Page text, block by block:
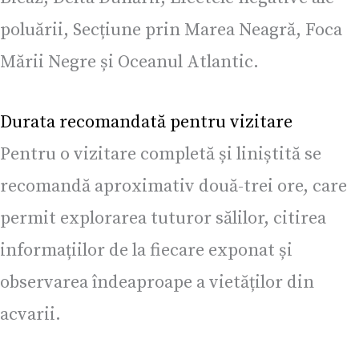
poluării, Secțiune prin Marea Neagră, Foca
Mării Negre și Oceanul Atlantic.
Durata recomandată pentru vizitare
Pentru o vizitare completă și liniștită se
recomandă aproximativ două-trei ore, care
permit explorarea tuturor sălilor, citirea
informațiilor de la fiecare exponat și
observarea îndeaproape a vietăților din
acvarii.